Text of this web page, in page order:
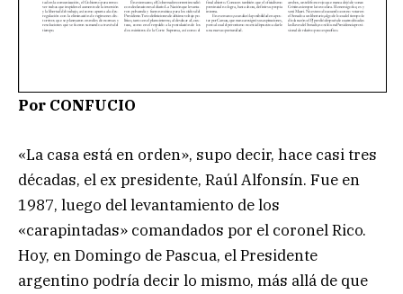
Por CONFUCIO
«La casa está en orden», supo decir, hace casi tres
décadas, el ex presidente, Raúl Alfonsín. Fue en
1987, luego del levantamiento de los
«carapintadas» comandados por el coronel Rico.
Hoy, en Domingo de Pascua, el Presidente
argentino podría decir lo mismo, más allá de que